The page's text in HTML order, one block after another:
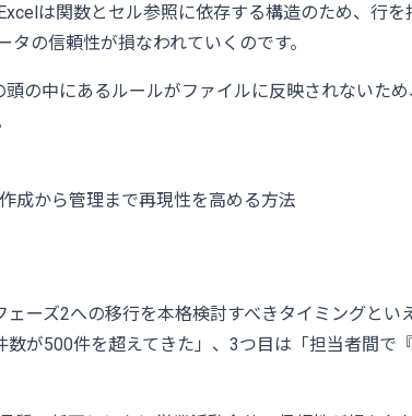
は関数とセル参照に依存する構造のため、行
の信頼性が損なわれていくのです。
の中にあるルールがファイルに反映されないた
成から管理まで再現性を高める方法
ーズ2への移行を本格検討すべきタイミングと
が500件を超えてきた」、3つ目は「担当者間で